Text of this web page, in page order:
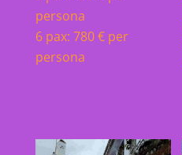
persona
6 pax: 780 € per
persona